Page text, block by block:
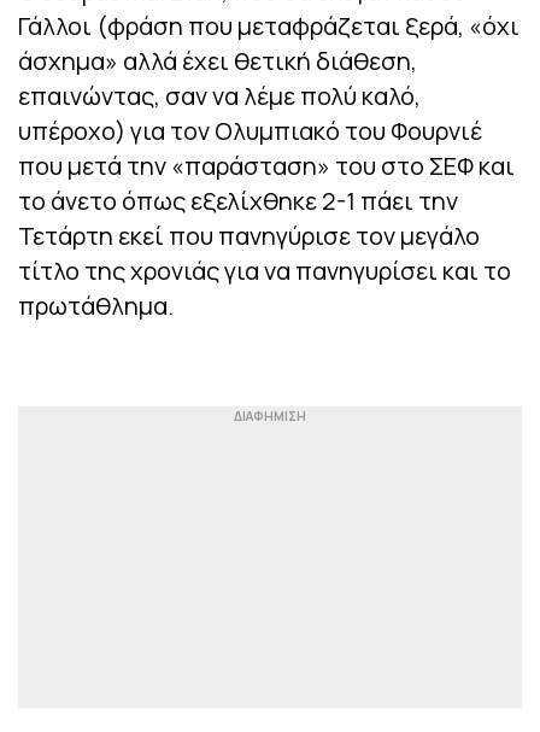
Γάλλοι (φράση που μεταφράζεται ξερά, «όχι
άσχημα» αλλά έχει θετική διάθεση,
επαινώντας, σαν να λέμε πολύ καλό,
υπέροχο) για τον Ολυμπιακό του Φουρνιέ
που μετά την «παράσταση» του στο ΣΕΦ και
το άνετο όπως εξελίχθηκε 2-1 πάει την
Τετάρτη εκεί που πανηγύρισε τον μεγάλο
τίτλο της χρονιάς για να πανηγυρίσει και το
πρωτάθλημα.